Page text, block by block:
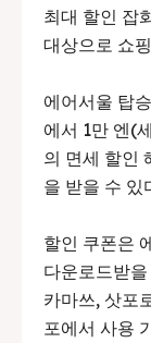
최대 할인 잡
대상으로 쇼
에어서울 탑
에서 1만 엔(
의 면세 할인
을 받을 수 있
할인 쿠폰은
다운로드받
카마쓰, 삿포
포에서 사용